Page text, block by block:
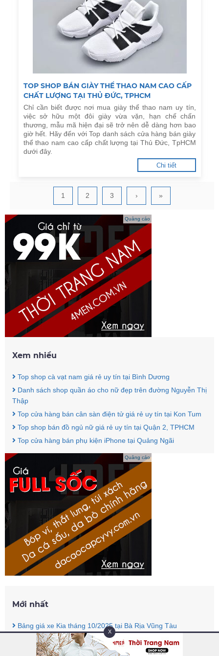
TOP SHOP BÁN GIÀY THỂ THAO NAM CAO CẤP
CHẤT LƯỢNG TẠI THỦ ĐỨC, TPHCM
Chỉ cần biết được nơi mua giày thể thao nam uy tín,
việc sở hữu một đôi giày vừa vặn, hạn chế chấn
thương, mẫu mã hiện đại sẽ trở nên dễ dàng hơn bao
giờ hết. Hãy đến với Top danh sách cửa hàng bán giày
thể thao nam cao cấp chất lượng tại Thủ Đức, TpHCM
dưới đây.
Chi tiết
1 2 3 › »
Quảng cáo
Xem nhiều
Top shop cà vạt nam giá rẻ uy tín tại Bình Dương
Danh sách shop quần áo cho nữ đẹp trên đường Nguyễn Thị
Thập
Top cửa hàng bán cân sàn điện tử giá rẻ uy tín tại Kon Tum
Top shop bán đồ ngủ nữ giá rẻ uy tín tại Quận 2, TPHCM
Top cửa hàng bán phụ kiện iPhone tại Quảng Ngãi
Quảng cáo
Mới nhất
Bảng giá xe Kia tháng 10/2025 tại Bà Rịa Vũng Tàu
Top cửa hàng bán cân vàng điện tử giá rẻ uy tín tại Bà Rịa -
Vũng Tàu
X